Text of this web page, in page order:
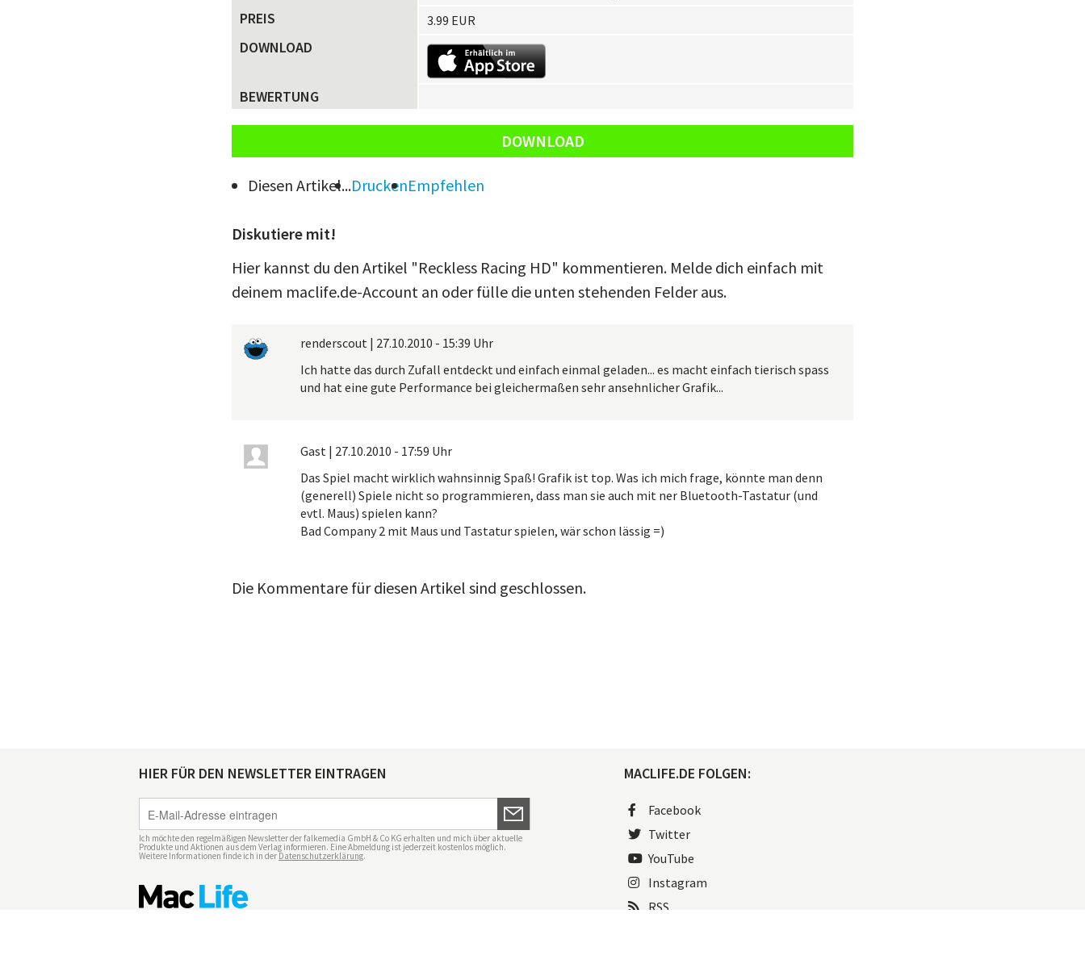
PREIS 3.99 EUR
DOWNLOAD
BEWERTUNG
DOWNLOAD
Diesen Artikel...DruckenEmpfehlen
Diskutiere mit!
Hier kannst du den Artikel "Reckless Racing HD" kommentieren. Melde dich einfach mit
deinem maclife.de-Account an oder fülle die unten stehenden Felder aus.
renderscout | 27.10.2010 - 15:39 Uhr
Ich hatte das durch Zufall entdeckt und einfach einmal geladen... es macht einfach tierisch spass
und hat eine gute Performance bei gleichermaßen sehr ansehnlicher Grafik...
Gast | 27.10.2010 - 17:59 Uhr
Das Spiel macht wirklich wahnsinnig Spaß! Grafik ist top. Was ich mich frage, könnte man denn
(generell) Spiele nicht so programmieren, dass man sie auch mit ner Bluetooth-Tastatur (und
evtl. Maus) spielen kann?
Bad Company 2 mit Maus und Tastatur spielen, wär schon lässig =)
Die Kommentare für diesen Artikel sind geschlossen.
HIER FÜR DEN NEWSLETTER EINTRAGEN
Ich möchte den regelmäßigen Newsletter der falkemedia GmbH & Co KG erhalten und mich über aktuelle
Produkte und Aktionen aus dem Verlag informieren. Eine Abmeldung ist jederzeit kostenlos möglich.
Weitere Informationen finde ich in der Datenschutzerklärung.
MACLIFE.DE FOLGEN:
Facebook
Twitter
YouTube
Instagram
RSS